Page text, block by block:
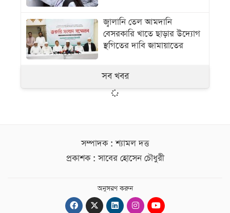
জ্বালানি তেল আমদানি
বেসরকারি খাতে ছাড়ার উদ্যোগ
স্থগিতের দাবি জামায়াতের
সব খবর
সম্পাদক : শ্যামল দত্ত
প্রকাশক : সাবের হোসেন চৌধুরী
অনুসরণ করুন